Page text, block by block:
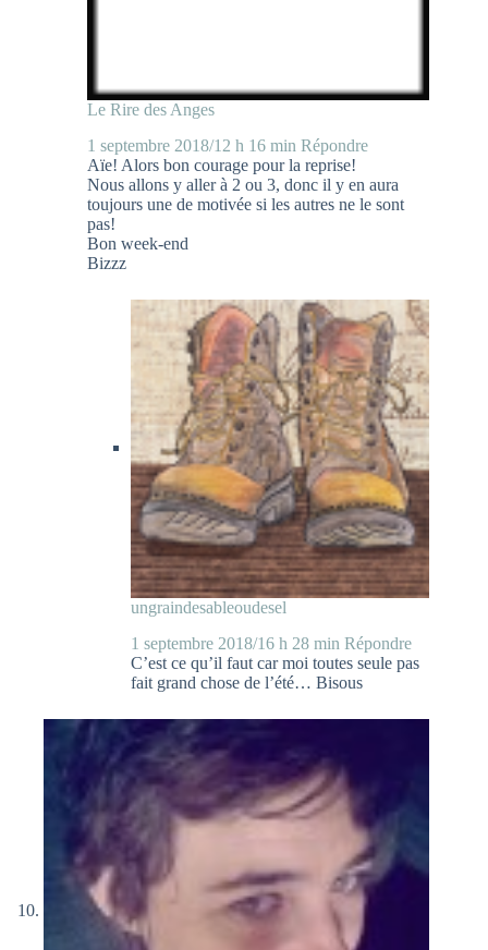
Le Rire des Anges
1 septembre 2018/12 h 16 min Répondre
Aïe! Alors bon courage pour la reprise!
Nous allons y aller à 2 ou 3, donc il y en aura
toujours une de motivée si les autres ne le sont
pas!
Bon week-end
Bizzz
ungraindesableoudesel
1 septembre 2018/16 h 28 min Répondre
C’est ce qu’il faut car moi toutes seule pas
fait grand chose de l’été… Bisous